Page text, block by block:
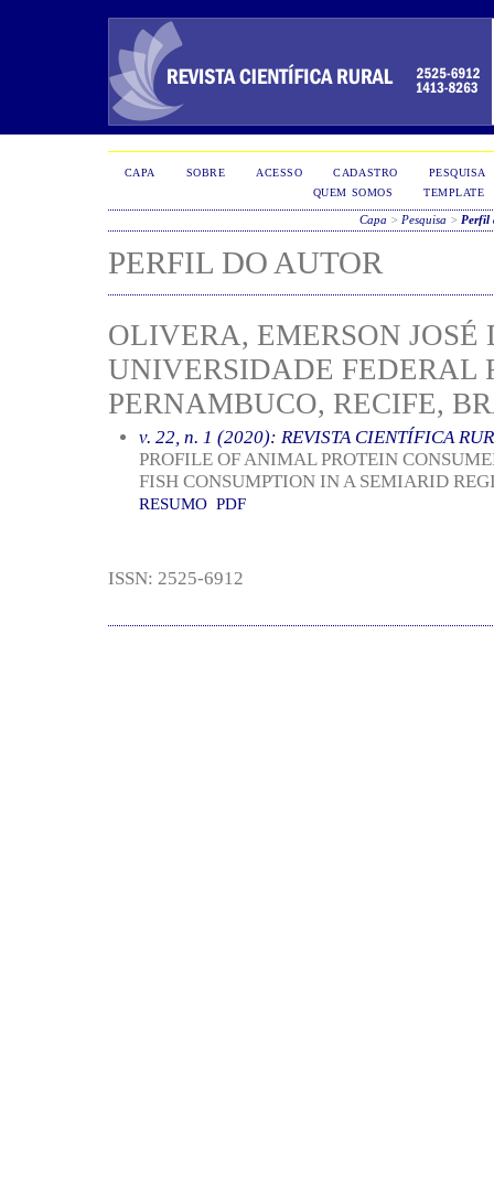
CAPA SOBRE ACESSO CADASTRO
PESQUISA
QUEM SOMOS
TEMPLATE
Capa > Pesquisa > Perfil
PERFIL DO AUTOR
OLIVERA, EMERSON JOSÉ
UNIVERSIDADE FEDERAL
PERNAMBUCO, RECIFE,
v. 22, n. 1 (2020): REVISTA CIENTÍFICA
PROFILE OF ANIMAL PROTEIN
FISH CONSUMPTION IN A SEMIARID
RESUMO PDF
ISSN: 2525-6912